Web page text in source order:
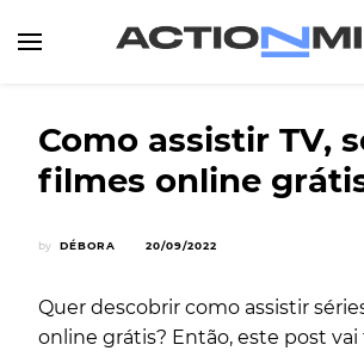
Como assistir TV,
filmes online
by DÉBORA 20/09/2022
Quer descobrir como assistir
online grátis? Então, este post vai